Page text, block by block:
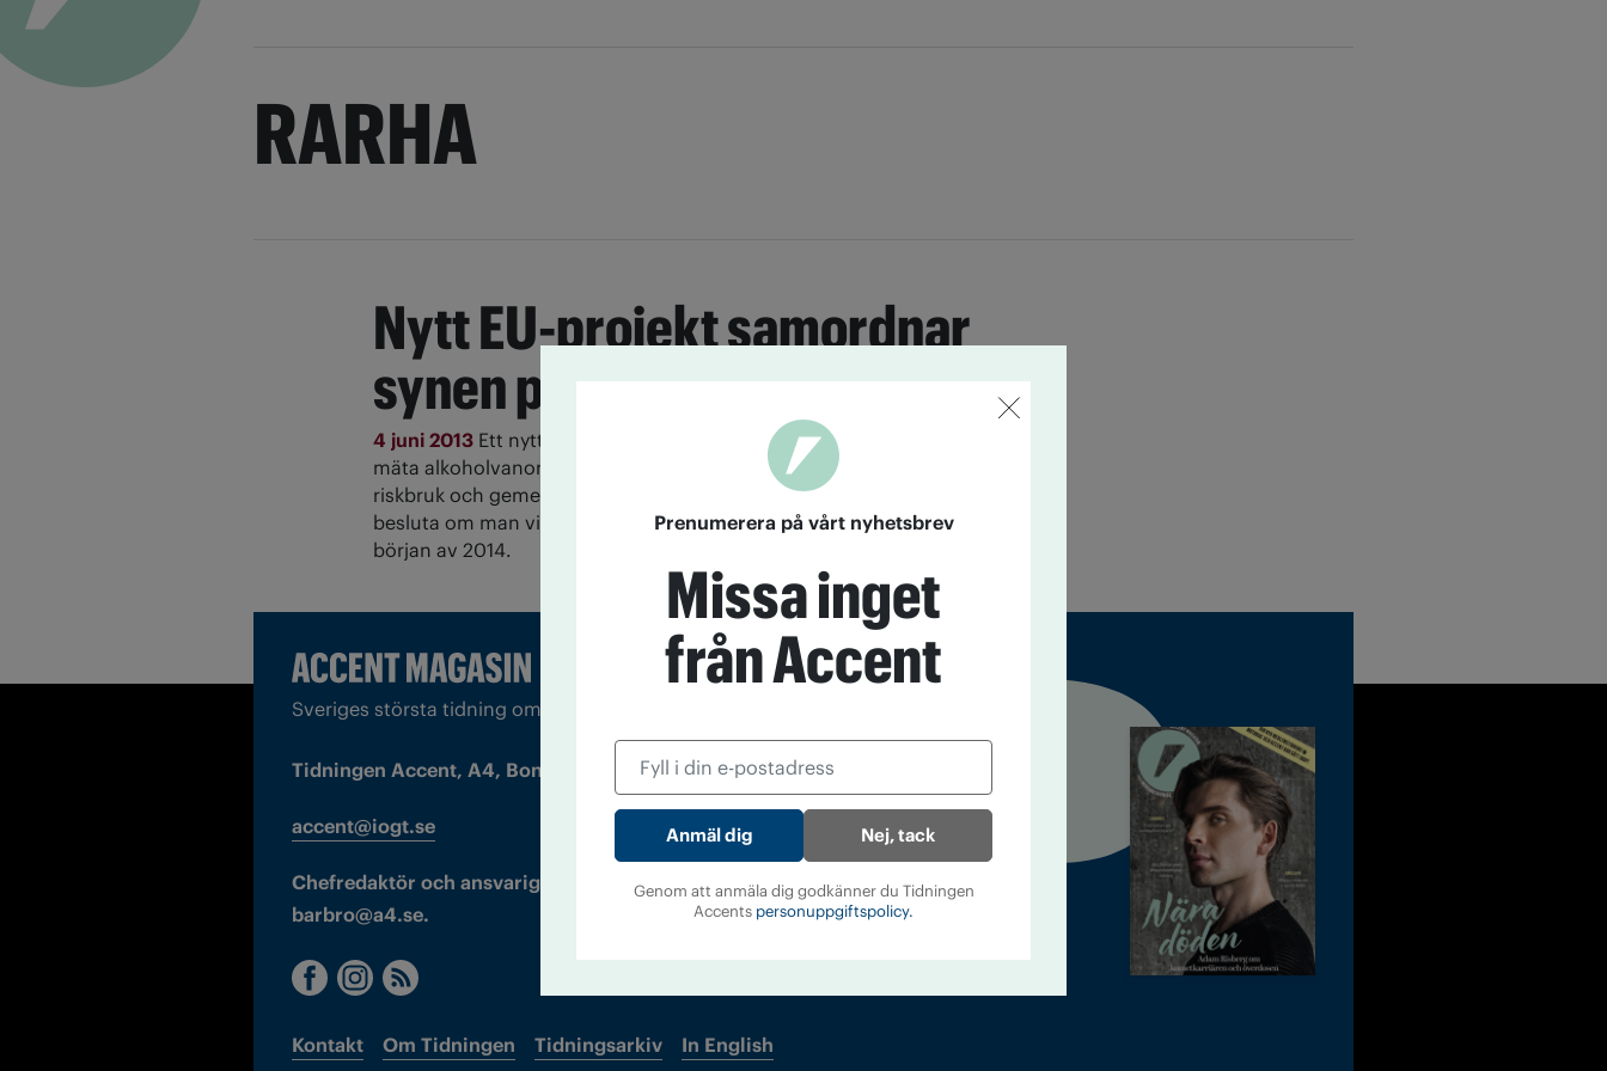
RARHA
Nytt EU-projekt samordnar
synen på alkohol
4 juni 2013 Ett nytt EU-projekt ska hitta en gemensam metod för att
mäta alkoholvanor, ta fram gemensamma rekommendationer om
riskbruk och gemensam definition av ett standardglas. I höst ska EU
besluta om man vill avsätta medel för projektet som i så fall startar i
början av 2014.
Sveriges största tidning om droger och nykterhet
Tidningen Accent, A4, Bondegatan 21, 116 33 Stockholm
accent@iogt.se
Chefredaktör och ansvarig utgivare: Barbro Janson Lundkvist,
barbro@a4.se.
Kontakt Om Tidningen Tidningsarkiv In English
Läs tidigare
Accent
Prenumerera på vårt nyhetsbrev
Missa inget
från Accent
Nej, tack
Genom att anmäla dig godkänner du Tidningen
Accents personuppgiftspolicy.